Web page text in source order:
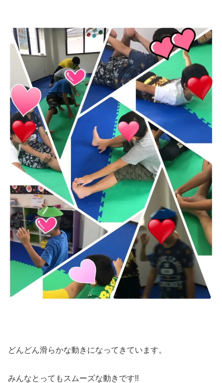
どんどん滑らかな動きになってきています。
みんなとってもスムーズな動きです!!